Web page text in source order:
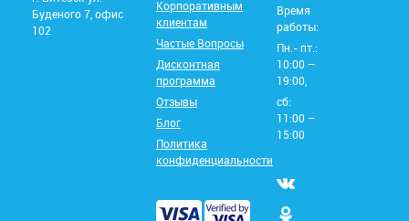
Буденого 7, офис
102
Корпоративным
клиентам
Частые Вопросы
Дисконтная
программа
Отзывы
Блог
Политика
конфиденциальности
Время
работы:
Пн.- пт.:
10:00 –
19:00,
сб:
11:00 –
15:00